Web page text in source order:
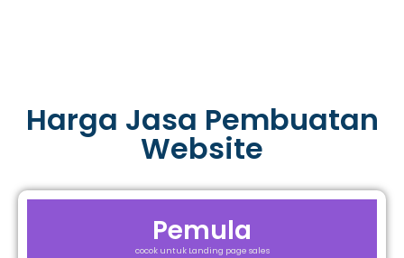
Harga Jasa Pembuatan
Website
Pemula
cocok untuk Landing page sales